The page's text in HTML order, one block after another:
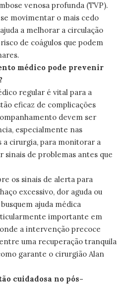
venosa profunda (TVP).
movimentar o mais cedo
a melhorar a circulação
de coágulos que podem
médico pode prevenir
regular é vital para a
eficaz de complicações
devem ser
especialmente nas
a cirurgia, para monitorar a
sinais de problemas antes que
os sinais de alerta para
excessivo, dor aguda ou
ajuda médica
importante em
a intervenção precoce
uma recuperação tranquila
garante o cirurgião Alan
cuidadosa no pós-